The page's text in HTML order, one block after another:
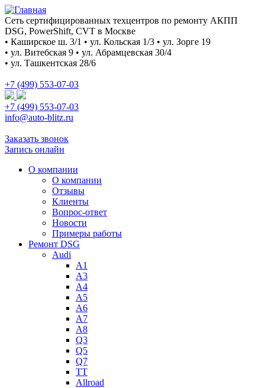
Сеть сертифицированных техцентров по ремонту АКПП
DSG, PowerShift, CVT в Москве
• Каширское ш. 3/1 • ул. Кольская 1/3 • ул. Зорге 19
• ул. Витебская 9 • ул. Абрамцевская 30/4
• ул. Ташкентская 28/6
+7 (499) 553-07-03
+7 (499) 553-07-03
info@auto-blitz.ru
Заказать звонок
Запись онлайн
О компании
О компании
Отзывы
Клиенты
Вопрос-ответ
Новости
Примеры работы
Ремонт DSG
Audi
A1
A3
A4
A5
А6
A7
A8
Q3
Q5
Q7
TT
Allroad